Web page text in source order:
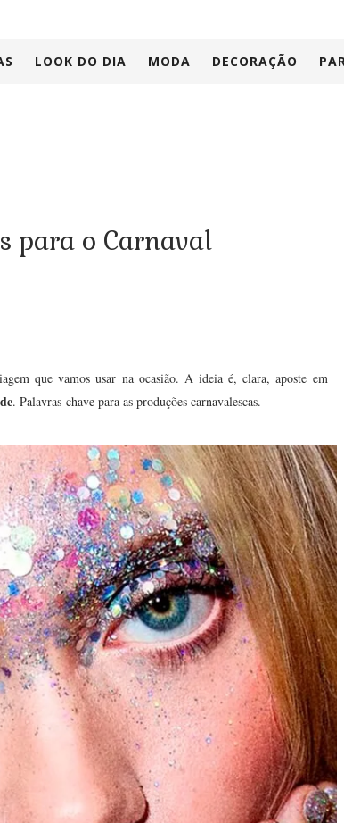
LOOK DO DIA MODA DECORAÇÃO
para o Carnaval
que vamos usar na ocasião. A ideia é, clara, aposte em
. Palavras-chave para as produções carnavalescas.